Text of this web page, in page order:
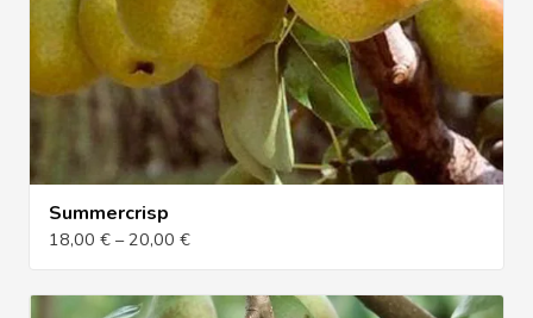
Summercrisp
18,00 € – 20,00 €